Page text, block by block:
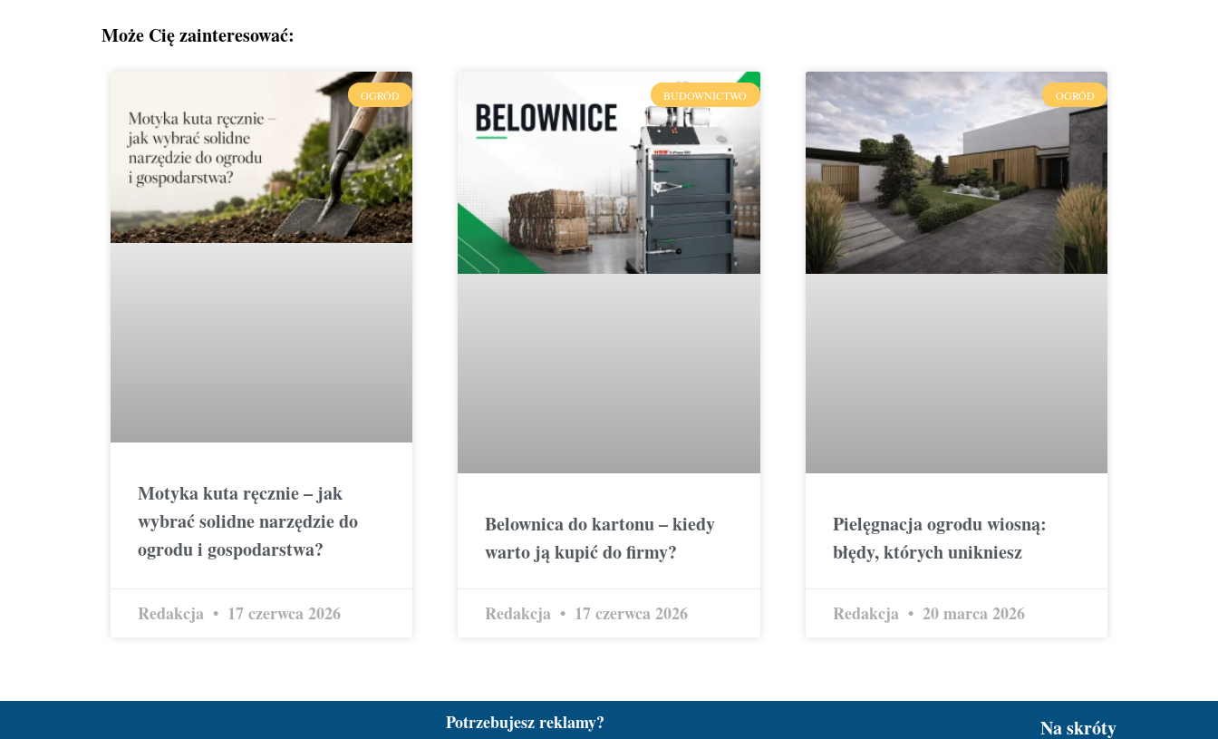
Może Cię zainteresować:
OGRÓD
Motyka kuta ręcznie – jak
wybrać solidne narzędzie do
ogrodu i gospodarstwa?
Redakcja 17 czerwca 2026
BUDOWNICTWO
Belownica do kartonu – kiedy
warto ją kupić do firmy?
Redakcja 17 czerwca 2026
OGRÓD
Pielęgnacja ogrodu wiosną:
błędy, których unikniesz
Redakcja 20 marca 2026
Potrzebujesz reklamy?
Na skróty